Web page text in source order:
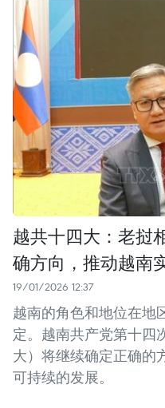
越共十四大：老挝
确方向，推动越南
19/01/2026 12:37
越南的角色和地位在地
定。越南共产党第十四
大）将继续确定正确的
可持续的发展。